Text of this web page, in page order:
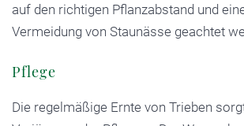
auf den richtigen Pflanzabstand und
Vermeidung von Staunässe geachtet
Pflege
Die regelmäßige Ernte von Trieben